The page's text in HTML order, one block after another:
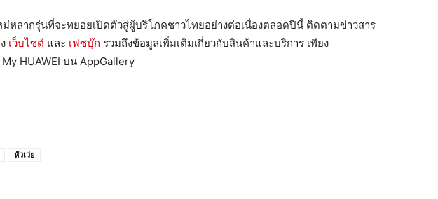
หลากรุ่นที่จะทยอยเปิดตัวสู่ผู้บริโภคชาวไทยอย่างต่อเนื่องตลอดปีนี้ ติดตามข่าวสาร
เว็บไซต์ และ เฟซบุ๊ก รวมถึงข้อมูลเพิ่มเติมเกี่ยวกับสินค้าและบริการ เพียง
HUAWEI บน AppGallery
หัวเว่ย